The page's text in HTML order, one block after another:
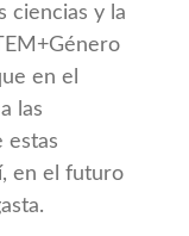
ciencias y la
en el
las
estas
en el futuro